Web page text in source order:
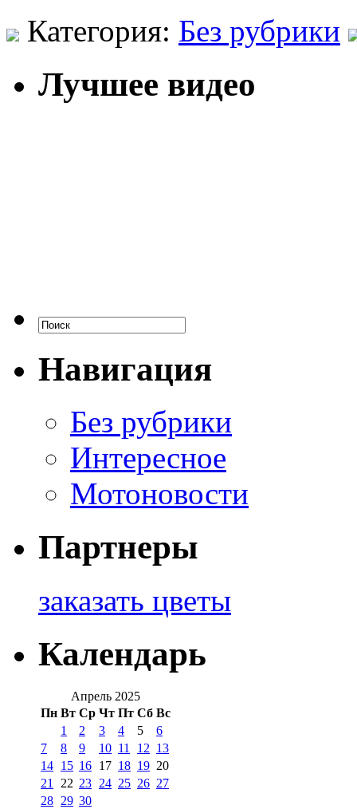
Категория: Без рубрики
Лучшее видео
Навигация
Без рубрики
Интересное
Мотоновости
Партнеры
заказать цветы
Календарь
Апрель 2025
Пн Вт Ср Чт Пт Сб Вс
1
2 3 4 5
6
7
8 9 10 11 12 13
14 15 16 17 18 19 20
21
22 23 24 25 26 27
28 29 30